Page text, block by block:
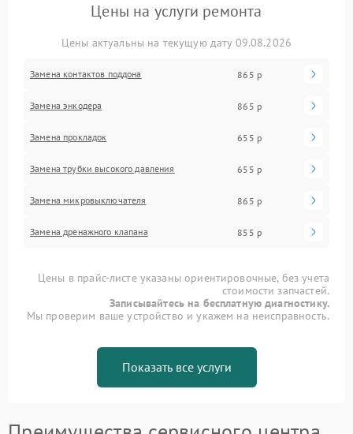
Цены на услуги ремонта
Цены актуальны на текущую дату 09.08.2026
Замена контактов поддона 865 р
Замена энкодера 865 р
Замена прокладок 655 р
Замена трубки высокого давления 655 р
Замена микровыключателя 865 р
Замена дренажного клапана 855 р
Цены в прайс-листе указаны ориентировочные, без учета
стоимости запчастей.
Записывайтесь на бесплатную диагностику.
Мы проверим ваше устройство и укажем на неисправность.
Показать все услуги